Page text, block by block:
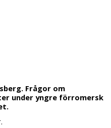
Frågor om
under yngre förromersk